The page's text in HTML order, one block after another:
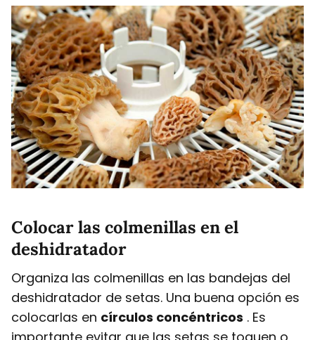
Colocar las colmenillas en el
deshidratador
Organiza las colmenillas en las bandejas del
deshidratador de setas. Una buena opción es
colocarlas en círculos concéntricos . Es